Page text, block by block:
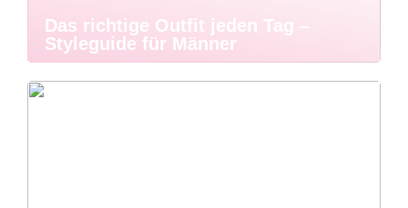
Das richtige Outfit jeden Tag –
Styleguide für Männer